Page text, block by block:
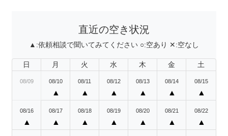
直近の空き状況
▲:依頼相談で聞いてみてください ○:空あり ✕:空なし
日 月 火 水 木 金 土
08/09 08/10
▲
08/11
▲
08/12
▲
08/13
▲
08/14
▲
08/15
▲
08/16
▲
08/17
▲
08/18
▲
08/19
▲
08/20
▲
08/21
▲
08/22
▲